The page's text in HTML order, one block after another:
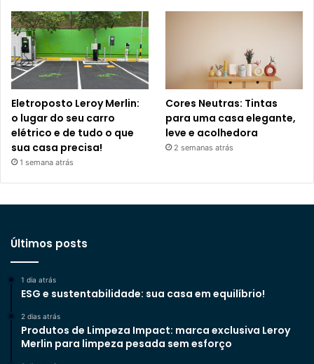
Eletroposto Leroy Merlin:
o lugar do seu carro
elétrico e de tudo o que
sua casa precisa!
1 semana atrás
Cores Neutras: Tintas
para uma casa elegante,
leve e acolhedora
2 semanas atrás
Últimos posts
1 dia atrás
ESG e sustentabilidade: sua casa em equilíbrio!
2 dias atrás
Produtos de Limpeza Impact: marca exclusiva Leroy
Merlin para limpeza pesada sem esforço